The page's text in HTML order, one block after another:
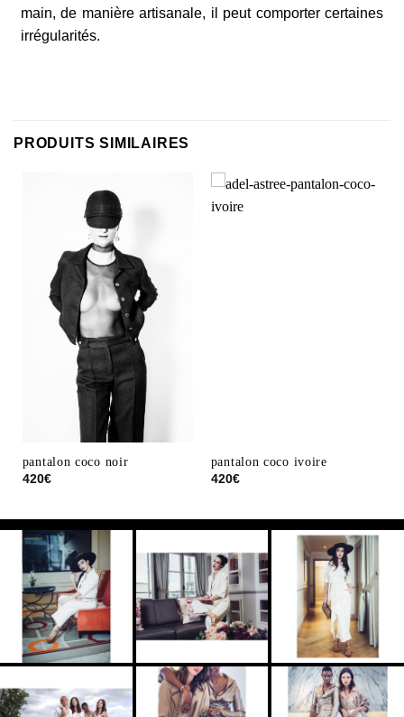
main, de manière artisanale, il peut comporter certaines
irrégularités.
PRODUITS SIMILAIRES
pantalon coco noir
420€
pantalon coco ivoire
420€